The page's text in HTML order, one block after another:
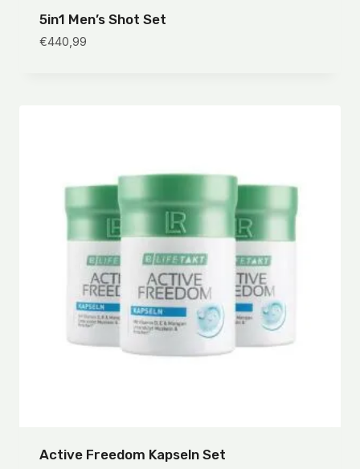
5in1 Men’s Shot Set
€440,99
Active Freedom Kapseln Set